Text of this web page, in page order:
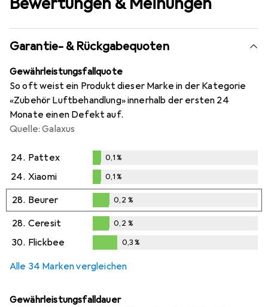
Garantie- & Rückgabequoten
Gewährleistungsfallquote
So oft weist ein Produkt dieser Marke in der Kategorie
«Zubehör Luftbehandlung» innerhalb der ersten 24
Monate einen Defekt auf.
Quelle: Galaxus
24. Pattex
%
0,1%
24. Xiaomi
0,1%
0,1%
28. Beurer
0,2%
0,2 %
28. Ceresit
0,2%
0,2 %
30. Flickbee 0,3%
Alle 34 Marken vergleichen
Gewährleistungsfalldauer